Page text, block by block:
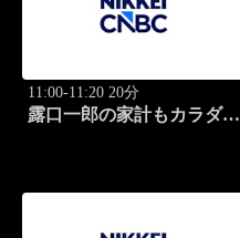
11:00-11:20 20分
露口一郎の家計もカラダも